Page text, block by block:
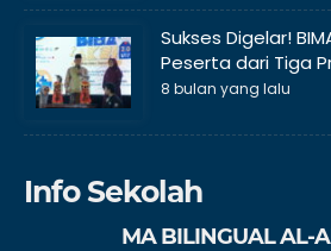
Sukses Digelar!
Peserta dari Tiga
8 bulan yang lalu
Info Sekolah
MA BILINGUAL AL-